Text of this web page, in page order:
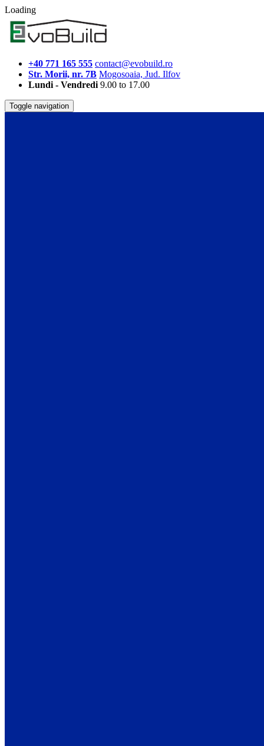
Loading
+40 771 165 555 contact@evobuild.ro
Str. Morii, nr. 7B Mogosoaia, Jud. Ilfov
Lundi - Vendredi 9.00 to 17.00
Toggle navigation